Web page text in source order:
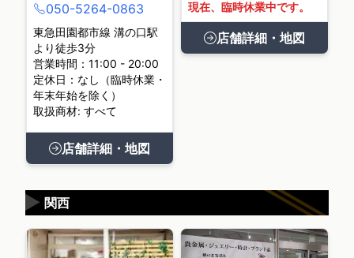
050-5264-0863
東急田園都市線 溝の口駅
より徒歩3分
営業時間：11:00 - 20:00
定休日：なし（臨時休業・
年末年始を除く）
取扱商材: すべて
店舗詳細・地図
現在、臨時休業中です。
店舗詳細・地図
関西
▶